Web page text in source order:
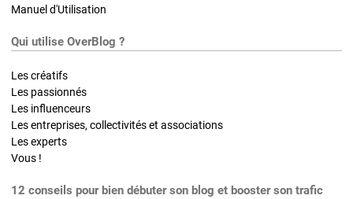
Manuel d'Utilisation
Qui utilise OverBlog ?
Les créatifs
Les passionnés
Les influenceurs
Les entreprises, collectivités et associations
Les experts
Vous !
12 conseils pour bien débuter son blog et booster son trafic